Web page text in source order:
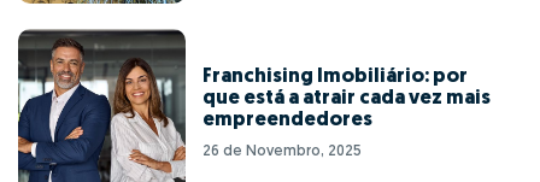
Franchising Imobiliário: por
que está a atrair cada vez mais
empreendedores
26 de Novembro, 2025